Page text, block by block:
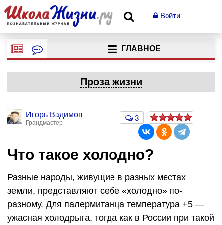
Войти
ГЛАВНОЕ
Проза жизни
Игорь Вадимов
Грандмастер
3
Что такое холодно?
Разные народы, живущие в разных местах
земли, представляют себе «холодно» по-
разному. Для палермитанца температура +5 —
ужасная холодрыга, тогда как в России при такой